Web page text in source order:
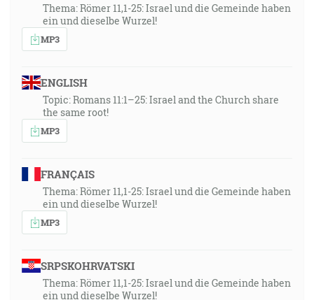
Thema: Römer 11,1-25: Israel und die Gemeinde haben
ein und dieselbe Wurzel!
MP3
ENGLISH
Topic: Romans 11:1–25: Israel and the Church share
the same root!
MP3
FRANÇAIS
Thema: Römer 11,1-25: Israel und die Gemeinde haben
ein und dieselbe Wurzel!
MP3
SRPSKOHRVATSKI
Thema: Römer 11,1-25: Israel und die Gemeinde haben
ein und dieselbe Wurzel!